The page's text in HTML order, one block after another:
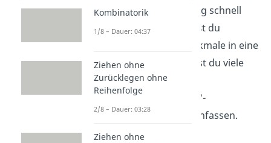
sonst wird die Darstellung schnell
unübersichtlich. Möchtest du
dennoch mehr als 7 Merkmale in eine
Grafik aufnehmen, kannst du viele
kleine Teilwerte in einen
gemeinsamen „Sonstige“-
Kreisabschnitt zusammenfassen.
Kombinatorik
1/8 – Dauer: 04:37
Ziehen ohne
Zurücklegen ohne
Reihenfolge
2/8 – Dauer: 03:28
Ziehen ohne